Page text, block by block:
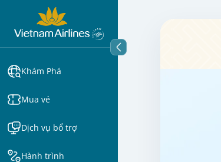
Khám Phá
Mua vé
Dịch vụ bổ trợ
Hành trình